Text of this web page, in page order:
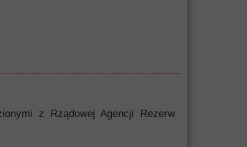
z Rządowej Agencji Rezerw